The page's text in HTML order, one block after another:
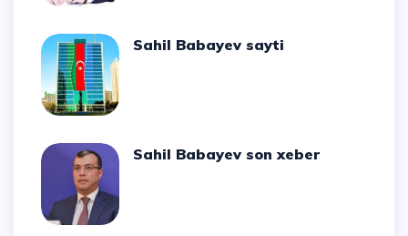
Sahil Babayev sayti
Sahil Babayev son xeber